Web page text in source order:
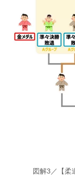
図解3／【柔